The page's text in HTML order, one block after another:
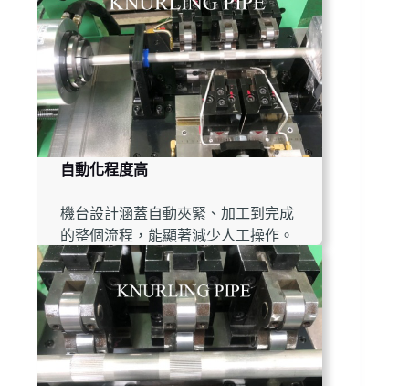
自動化程度高
機台設計涵蓋自動夾緊、加工到完成
的整個流程，能顯著減少人工操作。